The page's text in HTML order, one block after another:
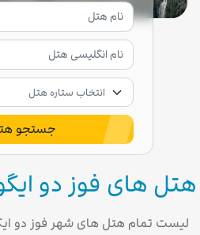
جستجو
هتل های فوز دو
لیست تمام هتل های شهر فوز دو